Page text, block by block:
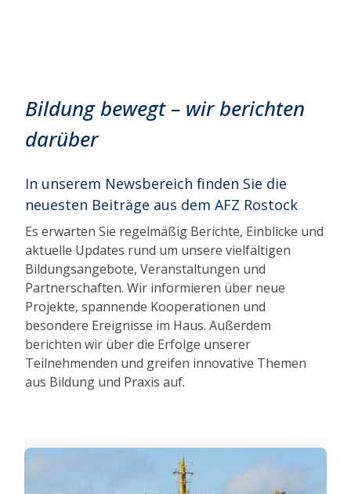
Bildung bewegt – wir berichten
darüber
In unserem Newsbereich finden Sie die
neuesten Beiträge aus dem AFZ Rostock
Es erwarten Sie regelmäßig Berichte, Einblicke und
aktuelle Updates rund um unsere vielfältigen
Bildungsangebote, Veranstaltungen und
Partnerschaften. Wir informieren über neue
Projekte, spannende Kooperationen und
besondere Ereignisse im Haus. Außerdem
berichten wir über die Erfolge unserer
Teilnehmenden und greifen innovative Themen
aus Bildung und Praxis auf.